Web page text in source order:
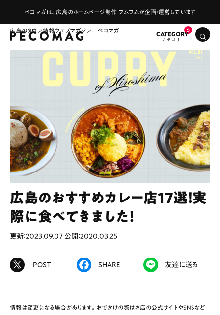
ペコマガは、 広島のホームページ制作 フムフムが企画・運営しています
広島のタウン情報ウェブマガジン ペコマガ
CATEGORY
# カフェ # ランチ # スイーツ
# 宮島
広島のおすすめカレー店17選！実
際に食べてきました！
更新：2023.09.07 公開：2020.03.25
POST SHARE 友達に送る
情報は変更になる場合があります。おでかけの際はお店の公式サイトやSNSなど